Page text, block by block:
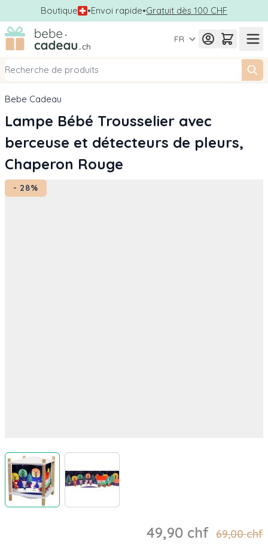
Boutique •Envoi rapide•Gratuit dès 100 CHF
Allez au contenu
FR
Bebe Cadeau
Lampe Bébé Trousselier avec
berceuse et détecteurs de pleurs,
Chaperon Rouge
- 28%
View larger image
69,00 chf
49,90 chf